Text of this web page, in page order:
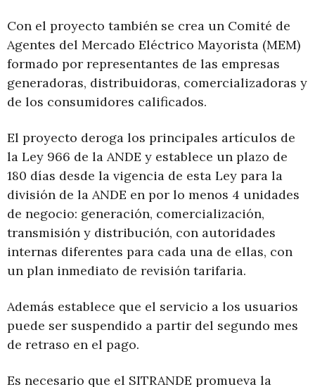
Con el proyecto también se crea un Comité de
Agentes del Mercado Eléctrico Mayorista (MEM)
formado por representantes de las empresas
generadoras, distribuidoras, comercializadoras y
de los consumidores calificados.
El proyecto deroga los principales artículos de
la Ley 966 de la ANDE y establece un plazo de
180 días desde la vigencia de esta Ley para la
división de la ANDE en por lo menos 4 unidades
de negocio: generación, comercialización,
transmisión y distribución, con autoridades
internas diferentes para cada una de ellas, con
un plan inmediato de revisión tarifaria.
Además establece que el servicio a los usuarios
puede ser suspendido a partir del segundo mes
de retraso en el pago.
Es necesario que el SITRANDE promueva la